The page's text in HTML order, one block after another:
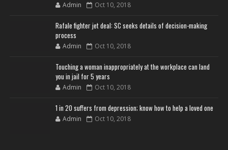
Admin Oct 10, 2018
Rafale fighter jet deal: SC seeks details of decision-making
process
Admin Oct 10, 2018
Touching a woman inappropriately at the workplace can land
you in jail for 5 years
Admin Oct 10, 2018
1 in 20 suffers from depression; know how to help a loved one
Admin Oct 10, 2018